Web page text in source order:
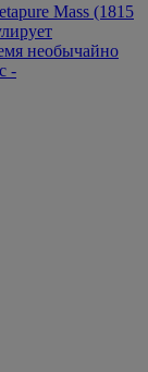
Mass (1815
необычайно
-